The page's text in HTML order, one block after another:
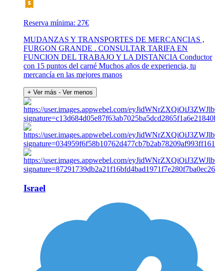
Reserva mínima: 27€
MUDANZAS Y TRANSPORTES DE MERCANCIAS ,
FURGON GRANDE . CONSULTAR TARIFA EN
FUNCION DEL TRABAJO Y LA DISTANCIA Conductor
con 15 puntos del carné Muchos años de experiencia, tu
mercancía en las mejores manos
+ Ver más - Ver menos
Israel